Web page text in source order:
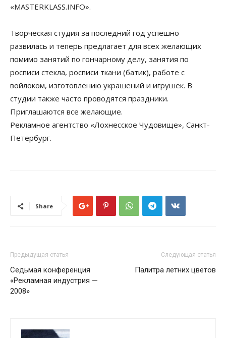
«MASTERKLASS.INFO».
Творческая студия за последний год успешно
развилась и теперь предлагает для всех желающих
помимо занятий по гончарному делу, занятия по
росписи стекла, росписи ткани (батик), работе с
войлоком, изготовлению украшений и игрушек. В
студии также часто проводятся праздники.
Приглашаются все желающие.
Рекламное агентство «Лохнесское Чудовище», Санкт-
Петербург.
Share
Предыдущая статья
Седьмая конференция
«Рекламная индустрия —
2008»
Следующая статья
Палитра летних цветов